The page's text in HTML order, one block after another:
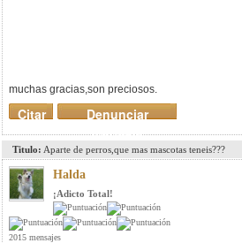
muchas gracias,son preciosos.
Denunciar
mensaje
Citar
Titulo: Aparte de perros,que mas mascotas teneis???
Halda
¡Adicto Total!
2015 mensajes